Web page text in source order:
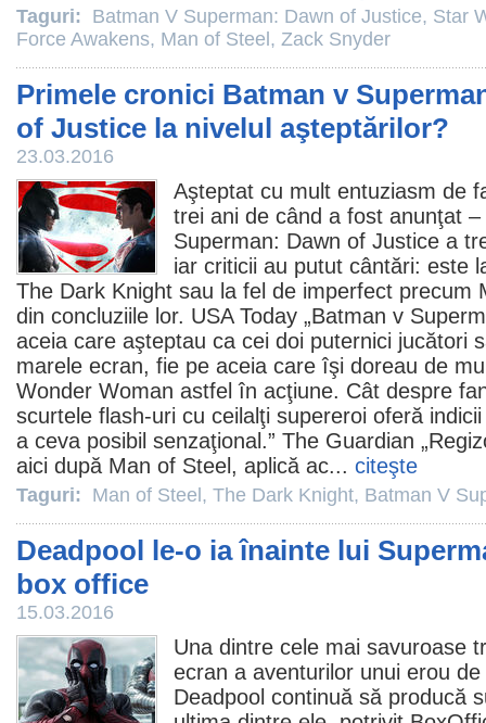
Taguri: Batman V Superman: Dawn of Justice, Star
Force Awakens, Man of Steel , Zack Snyder
Primele cronici Batman v
of Justice la nivelul aşteptărilor?
23.03.2016
Aşteptat cu mult entuziasm de
trei ani de când a fost anunţat –
Superman: Dawn of Justice a
iar criticii au putut cântări: este
The Dark Knight sau la fel de imperfect precum
din concluziile lor. USA Today „Batman v
aceia care aşteptau ca cei doi puternici jucători
marele ecran, fie pe aceia care îşi doreau de
Wonder Woman astfel în acţiune. Cât despre
scurtele flash-uri cu ceilalţi supereroi oferă
a ceva posibil senzaţional.” The Guardian
aici după Man of Steel, aplică ac... citeşte
Taguri: Man of Steel , The Dark Knight, Batman V
Deadpool le-o ia înainte lui
box office
15.03.2016
Una dintre cele mai savuroase
ecran a aventurilor unui erou
Deadpool continuă să producă